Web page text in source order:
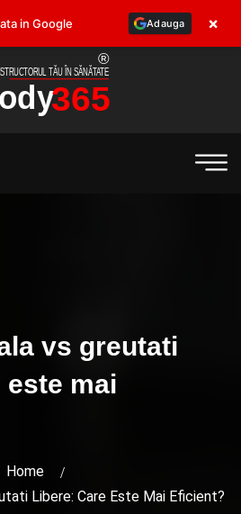
vs greutati
este mai
Home
Libere: Care Este Mai Eficient?
in Google Adauga ×